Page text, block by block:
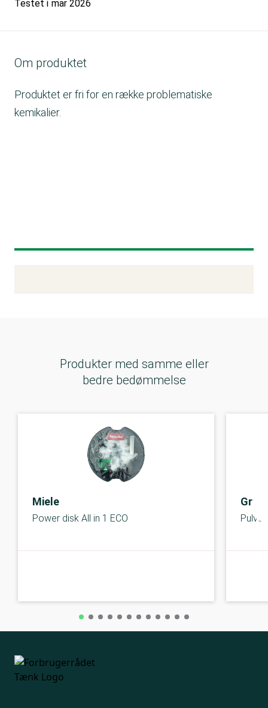
Testet i mar 2026
Om produktet
Produktet er fri for en række problematiske
kemikalier.
Produkter med samme eller
bedre bedømmelse
Miele
Power disk All in 1 ECO
Grøn